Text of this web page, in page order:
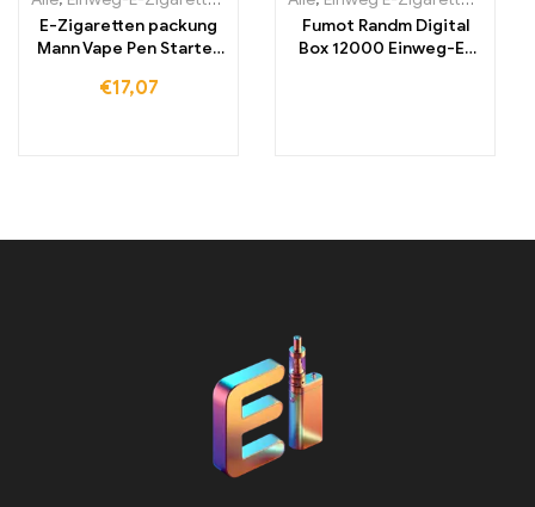
E-Zigaretten packung
Mann Vape Pen Starter
€17,07
Fumot Randm Digital
Box 12000 Einweg-E-